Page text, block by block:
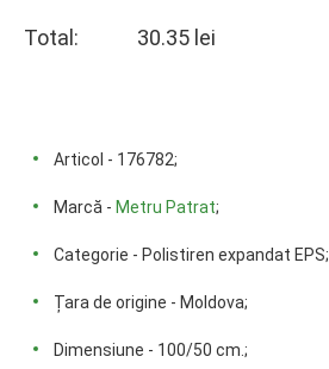
Total: 30.35 lei
Articol - 176782;
Marcă - Metru Patrat;
Categorie - Polistiren expandat EPS;
Țara de origine - Moldova;
Dimensiune - 100/50 cm.;